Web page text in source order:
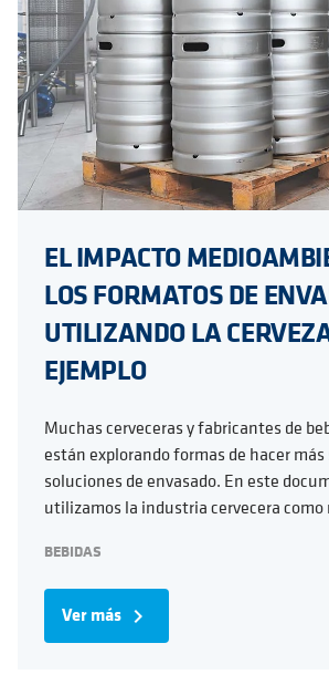
EL IMPACTO
LOS FORMATOS DE
UTILIZANDO LA
EJEMPLO
Muchas cerveceras y fabricantes de
están explorando formas de hacer
soluciones de envasado. En este
utilizamos la industria cervecera como
BEBIDAS
Ver más navigate_next